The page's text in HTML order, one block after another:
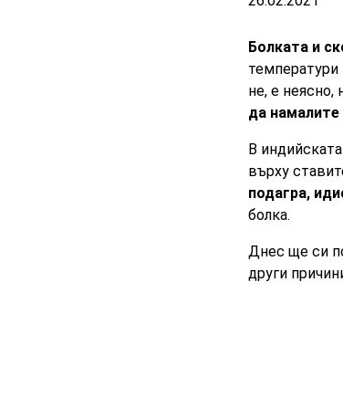
Болката и
температури
не, е
да намалите
В
върху
подагра,
болка.
Днес ще си
други